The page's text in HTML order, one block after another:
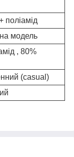
поліамід
модель
, 80%
(casual)